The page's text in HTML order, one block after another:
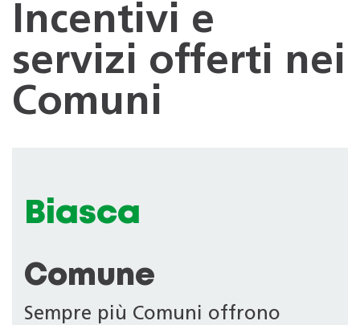
Incentivi e
servizi offerti nei
Comuni
Biasca
Comune
Sempre più Comuni offrono